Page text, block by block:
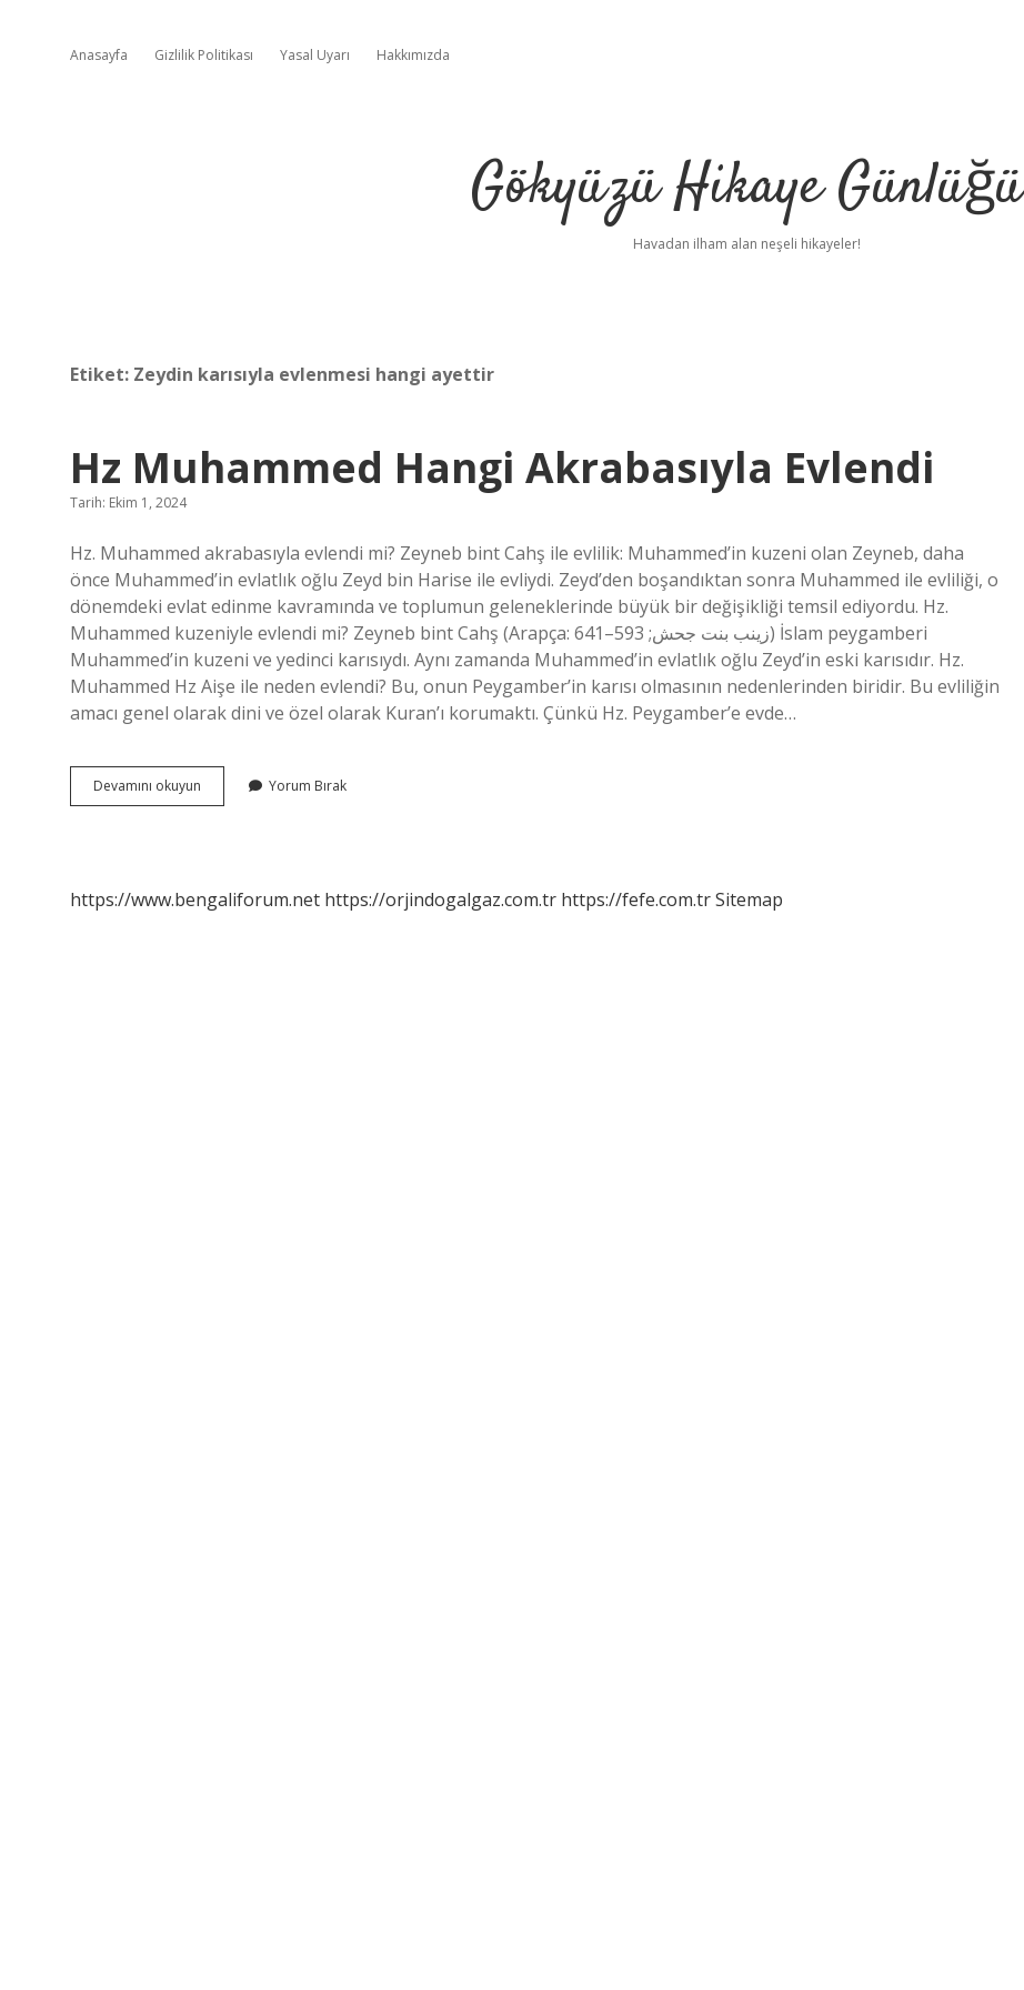
Anasayfa Gizlilik Politikası Yasal Uyarı Hakkımızda
Gökyüzü Hikaye Günlüğü
Havadan ilham alan neşeli hikayeler!
Etiket: Zeydin karısıyla evlenmesi hangi ayettir
Hz Muhammed Hangi Akrabasıyla Evlendi
Tarih: Ekim 1, 2024
Hz. Muhammed akrabasıyla evlendi mi? Zeyneb bint Cahş ile evlilik: Muhammed’in kuzeni olan Zeyneb, daha
önce Muhammed’in evlatlık oğlu Zeyd bin Harise ile evliydi. Zeyd’den boşandıktan sonra Muhammed ile evliliği, o
dönemdeki evlat edinme kavramında ve toplumun geleneklerinde büyük bir değişikliği temsil ediyordu. Hz.
Muhammed kuzeniyle evlendi mi? Zeyneb bint Cahş (Arapça: زينب بنت جحش; 593–641) İslam peygamberi
Muhammed’in kuzeni ve yedinci karısıydı. Aynı zamanda Muhammed’in evlatlık oğlu Zeyd’in eski karısıdır. Hz.
Muhammed Hz Aişe ile neden evlendi? Bu, onun Peygamber’in karısı olmasının nedenlerinden biridir. Bu evliliğin
amacı genel olarak dini ve özel olarak Kuran’ı korumaktı. Çünkü Hz. Peygamber’e evde…
Devamını okuyun
Muhammed
Yorum Bırak
https://www.bengaliforum.net https://orjindogalgaz.com.tr https://fefe.com.trSitemap